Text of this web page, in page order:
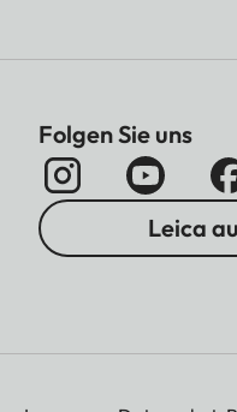
Folgen Sie uns
Leica